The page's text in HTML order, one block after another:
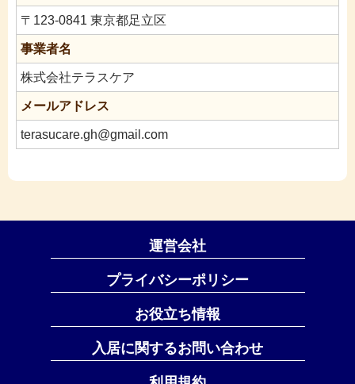
〒123-0841 東京都足立区
事業者名
株式会社テラスケア
メールアドレス
terasucare.gh@gmail.com
運営会社
プライバシーポリシー
お役立ち情報
入居に関するお問い合わせ